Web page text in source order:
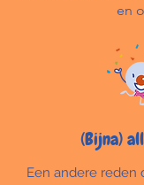
en
(Bijna)
Een andere reden